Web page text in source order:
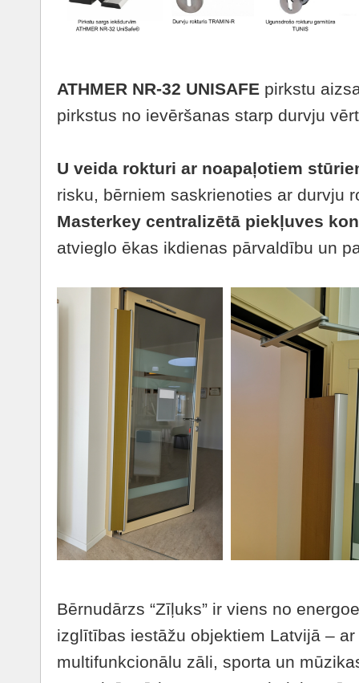
ATHMER NR-32 UNISAFE pirkstu
pirkstus no ievēršanas starp durvju
U veida rokturi ar noapaļotiem
risku, bērniem saskrienoties ar durvju
Masterkey centralizētā piekļuves
atvieglo ēkas ikdienas pārvaldību un
Bērnudārzs “Zīļuks” ir viens no
izglītības iestāžu objektiem Latvijā –
multifunkcionālu zāli, sporta un